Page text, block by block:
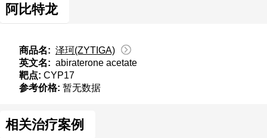
阿比特龙
商品名: 泽珂(ZYTIGA)
英文名: abiraterone acetate
靶点: CYP17
参考价格: 暂无数据
相关治疗案例